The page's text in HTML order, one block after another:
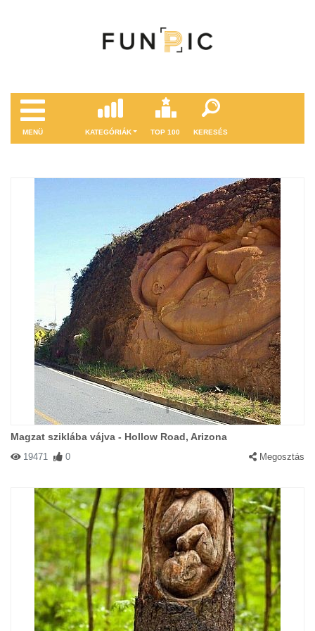
MENÜ KATEGÓRIÁK TOP 100 KERESÉS
Magzat sziklába vájva - Hollow Road, Arizona
19471 0 Megosztás